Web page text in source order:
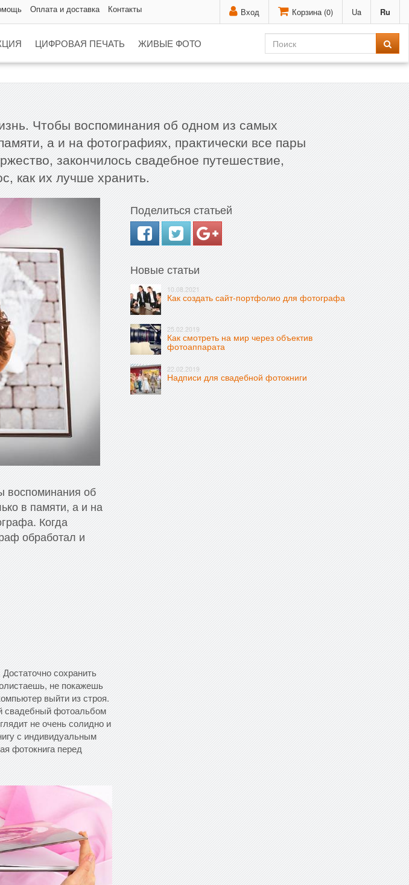
Вход Корзина (0) Ua Ru
Оплата и доставка Контакты
ЦИФРОВАЯ ПЕЧАТЬ ЖИВЫЕ ФОТО
Чтобы воспоминания об одном из самых
а и на фотографиях, практически все пары
закончилось свадебное путешествие,
как их лучше хранить.
воспоминания об
в памяти, а и на
Когда
обработал и
сохранить
не покажешь
выйти из строя.
свадебный фотоальбом
не очень солидно и
с индивидуальным
фотокнига перед
Поделиться статьей
Новые статьи
10.08.2021
Как создать сайт-портфолио для фотографа
25.02.2019
Как смотреть на мир через объектив
фотоаппарата
22.02.2019
Надписи для свадебной фотокниги